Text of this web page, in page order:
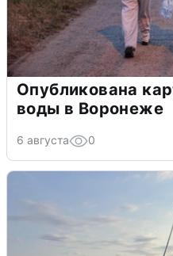
Опубликована
воды в Воронеже
6 августа 0